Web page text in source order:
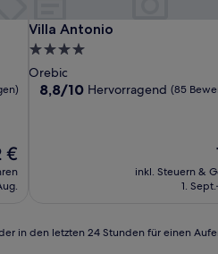
€
Villa Antonio
Villa Antonio
4.0-
Sterne-
Unterkunft
Orebic
8.8
8,8/10 Hervorragend (85
inkl. Steuern &
1.
in den letzten 24 Stunden für einen